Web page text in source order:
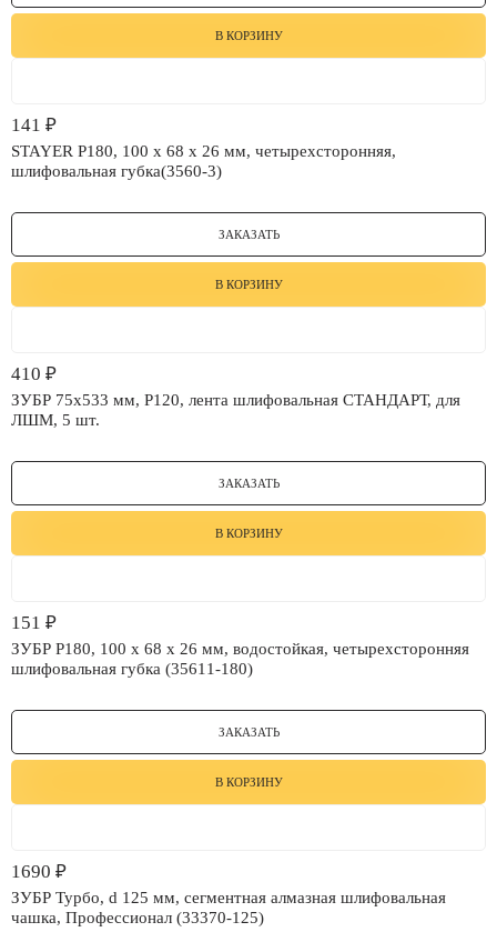
В КОРЗИНУ
141 ₽
STAYER Р180, 100 х 68 х 26 мм, четырехсторонняя,
шлифовальная губка(3560-3)
ЗАКАЗАТЬ
В КОРЗИНУ
410 ₽
ЗУБР 75х533 мм, P120, лента шлифовальная СТАНДАРТ, для
ЛШМ, 5 шт.
ЗАКАЗАТЬ
В КОРЗИНУ
151 ₽
ЗУБР Р180, 100 х 68 х 26 мм, водостойкая, четырехсторонняя
шлифовальная губка (35611-180)
ЗАКАЗАТЬ
В КОРЗИНУ
1690 ₽
ЗУБР Турбо, d 125 мм, сегментная алмазная шлифовальная
чашка, Профессионал (33370-125)